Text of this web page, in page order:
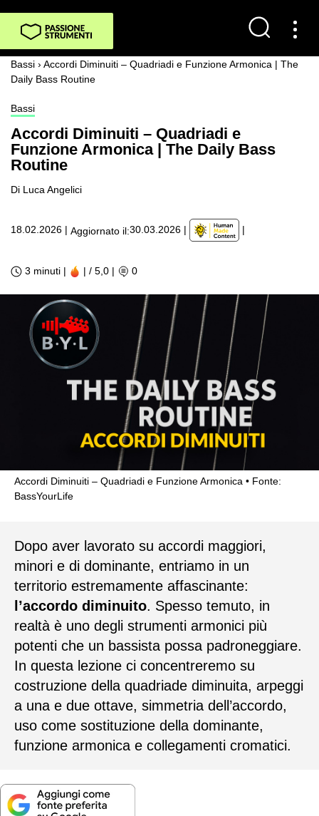
Bassi › Accordi Diminuiti – Quadriadi e Funzione Armonica | The
Daily Bass Routine
Bassi
Accordi Diminuiti – Quadriadi e
Funzione Armonica | The Daily Bass
Routine
Di Luca Angelici
18.02.2026 | Aggiornato il:30.03.2026 | |
3 minuti | | / 5,0 | 0
Accordi Diminuiti – Quadriadi e Funzione Armonica
Fonte:
BassYourLife
Dopo aver lavorato su accordi maggiori,
minori e di dominante, entriamo in un
territorio estremamente affascinante:
l’accordo diminuito. Spesso temuto, in
realtà è uno degli strumenti armonici più
potenti che un bassista possa padroneggiare.
In questa lezione ci concentreremo su
costruzione della quadriade diminuita, arpeggi
a una e due ottave, simmetria dell’accordo,
uso come sostituzione della dominante,
funzione armonica e collegamenti cromatici.